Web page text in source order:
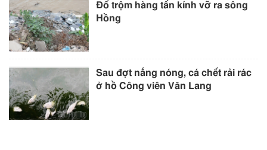
Đổ trộm hàng tấn kính vỡ ra sông
Hồng
Sau đợt nắng nóng, cá chết rải rác
ở hồ Công viên Văn Lang